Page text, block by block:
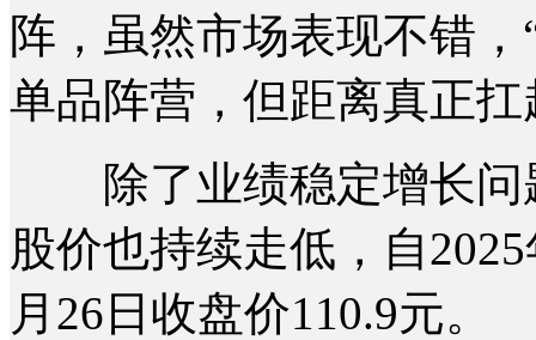
阵，虽然市场表现不错
单品阵营，但距离真正
除了业绩稳定增长问
股价也持续走低，自
月26日收盘价110.9元。